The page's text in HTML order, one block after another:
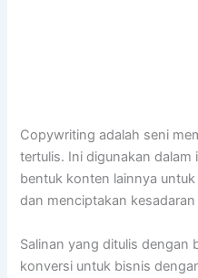
Copywriting adalah seni
tertulis. Ini digunakan
bentuk konten lainnya
dan menciptakan kesadaran
Salinan yang ditulis dengan
konversi untuk bisnis